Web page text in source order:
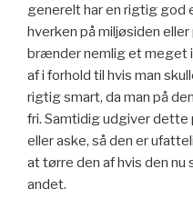
generelt har en rigtig god
hverken på miljøsiden
brænder nemlig et meget
af i forhold til hvis man
rigtig smart, da man på
fri. Samtidig udgiver dette
eller aske, så den er
at tørre den af hvis den nu
andet.